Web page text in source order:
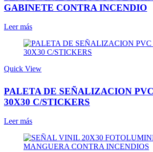
GABINETE CONTRA INCENDIO
Leer más
Quick View
PALETA DE SEÑALIZACION
30X30 C/STICKERS
Leer más